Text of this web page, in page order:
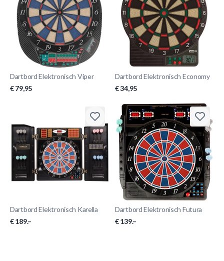
Dartbord Elektronisch Viper
€ 79,95
Dartbord Elektronisch Economy
€ 34,95
Dartbord Elektronisch Karella
€ 189.–
Dartbord Elektronisch Futura
€ 139.–